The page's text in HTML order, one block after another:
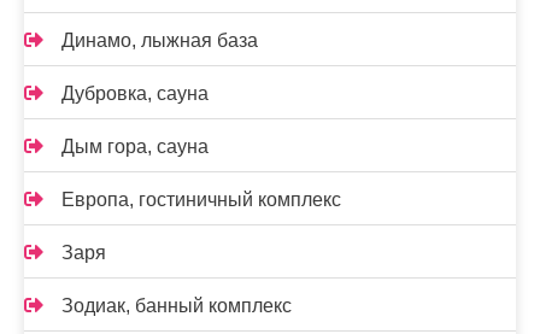
Динамо, лыжная база
Дубровка, сауна
Дым гора, сауна
Европа, гостиничный комплекс
Заря
Зодиак, банный комплекс